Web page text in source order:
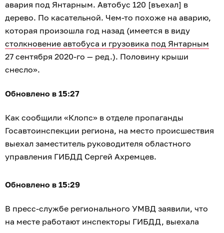
авария под Янтарным. Автобус 120 [въехал] в
дерево. По касательной. Чем-то похоже на аварию,
которая произошла год назад (имеется в виду
столкновение автобуса и грузовика под Янтарным
27 сентября 2020-го — ред.). Половину крыши
снесло».
Обновлено в 15:27
Как сообщили «Клопс» в отделе пропаганды
Госавтоинспекции региона, на место происшествия
выехал заместитель руководителя областного
управления ГИБДД Сергей Ахремцев.
Обновлено в 15:29
В пресс-службе регионального УМВД заявили, что
на месте работают инспекторы ГИБДД, выехала